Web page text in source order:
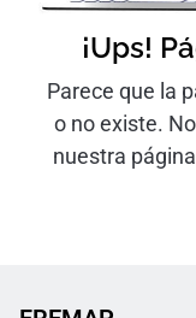
¡Ups!
Parece que la
o no existe.
nuestra